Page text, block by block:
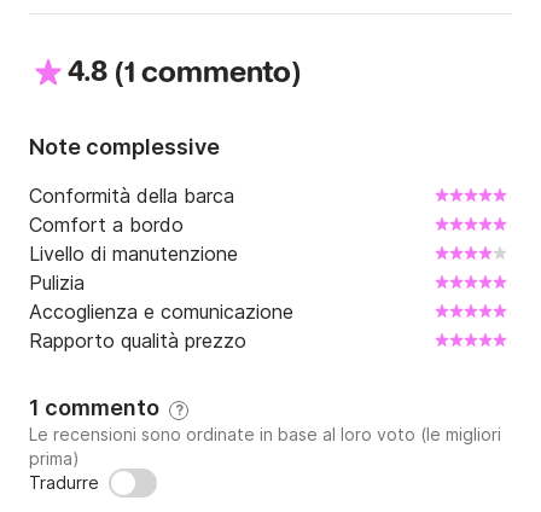
4.8 (1 commento)
Note complessive
Conformità della barca
Comfort a bordo
Livello di manutenzione
Pulizia
Accoglienza e comunicazione
Rapporto qualità prezzo
1 commento ?
Le recensioni sono ordinate in base al loro voto (le migliori
prima)
Tradurre